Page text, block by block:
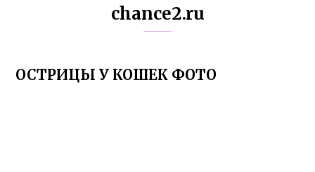
chance2.ru
ОСТРИЦЫ У КОШЕК ФОТО